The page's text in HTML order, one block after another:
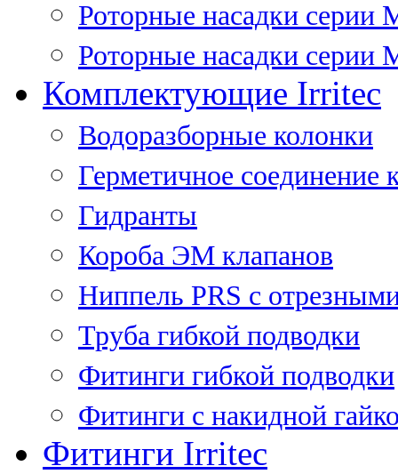
Роторные насадки серии
Роторные насадки серии
Комплектующие Irritec
Водоразборные колонки
Герметичное соединение
Гидранты
Короба ЭМ клапанов
Ниппель PRS с
Труба гибкой подводки
Фитинги гибкой подводки
Фитинги с накидной
Фитинги Irritec